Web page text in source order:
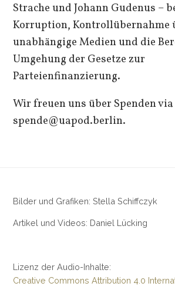
Strache und Johann Gudenus –
Korruption, Kontrollübernahme
unabhängige Medien und die
Umgehung der Gesetze zur
Parteienfinanzierung.
Wir freuen uns über Spenden
spende@uapod.berlin.
Bilder und Grafiken: Stella Schiffczyk
Artikel und Videos: Daniel Lücking
Lizenz der Audio-Inhalte:
Creative Commons Attribution 4.0